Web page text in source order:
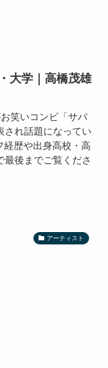
大学｜高橋茂雄
笑いコンビ「サバ
され話題になってい
経歴や出身高校・高
後までご覧くださ
アーティスト